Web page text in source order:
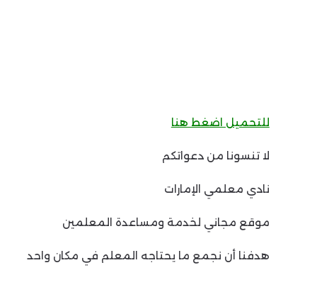
للتحميل اضغط هنا
لا تنسونا من دعواتكم
نادي معلمي الإمارات
موقع مجاني لخدمة ومساعدة المعلمين
هدفنا أن نجمع ما يحتاجه المعلم في مكان واحد